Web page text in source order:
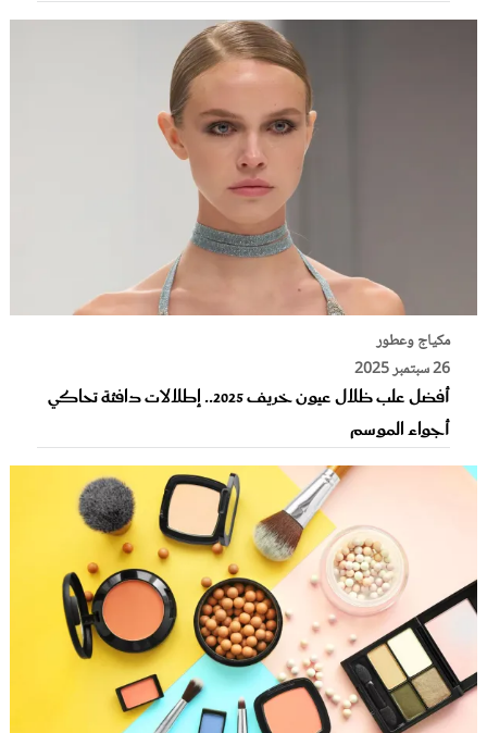
مكياج وعطور
26 سبتمبر 2025
أفضل علب ظلال عيون خريف 2025.. إطلالات دافئة تحاكي
أجواء الموسم